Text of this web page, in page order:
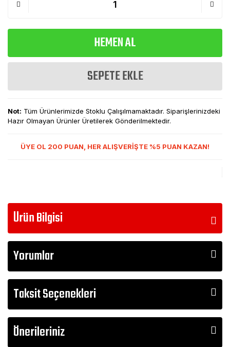
HEMEN AL
SEPETE EKLE
Not: Tüm Ürünlerimizde Stoklu Çalışılmamaktadır. Siparişlerinizdeki
Hazır Olmayan Ürünler Üretilerek Gönderilmektedir.
ÜYE OL 200 PUAN, HER ALIŞVERİŞTE %5 PUAN KAZAN!
Ürün Bilgisi
Yorumlar
Taksit Seçenekleri
Önerileriniz